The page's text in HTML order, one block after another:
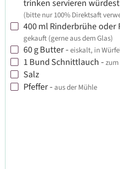
trinken servieren würdest
(bitte nur 100% Direktsaft
▢
400ml Rinderbrühe oder
gekauft (gerne aus dem Glas)
▢
60gButter- eiskalt, in
▢
1 Bund Schnittlauch -
▢
Salz
▢
Pfeffer- aus der Mühle